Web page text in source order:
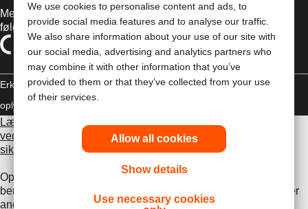
We use cookies to personalise content and ads, to
provide social media features and to analyse our traffic.
We also share information about your use of our site with
our social media, advertising and analytics partners who
may combine it with other information that you’ve
provided to them or that they’ve collected from your use
of their services.
Allow all cookies
Show details
Use necessary cookies
Medicinsk udstyr, der sælges i EU, er mærket med et af
følgende symboler
Erklæring om copyright Politik til beskyttelse af personlige
oplysninger
Læs venligst brugsvejledningen inden brug for information
vedrørende brug, kontraindikationer, advarsler,
sikkerhedsforanstaltninger og instruktioner.
Oplysningerne heri udgør ikke lægehjælp, og de er ikke
beregnet som erstatning for rådgivning fra din egen læge eller
andre udbydere af sundhedsydelser. Oplysningerne må ikke